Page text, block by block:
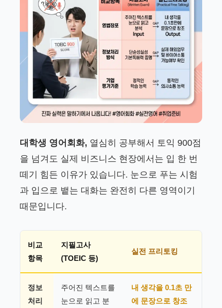
대학생 영어회화, 열심히 공부해서 토익 900점
을 넘겨도 실제 비즈니스 현장에서는 입 한 번
떼기 힘든 이유가 있습니다. 눈으로 푸는 시험
과 입으로 뱉는 대화는 완전히 다른 영역이기
때문입니다.
비교
항목
지필고사
(TOEIC 등)
실전 프리토킹
정보
처리
주어진 텍스트를
눈으로 읽고 분
내 생각을 0.1초 만
에 문장으로 창조